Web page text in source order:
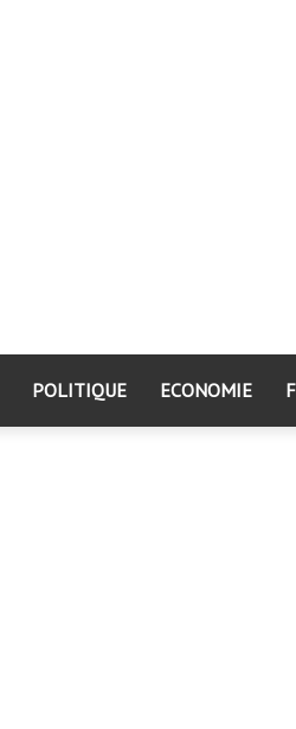
POLITIQUE ECONOMIE